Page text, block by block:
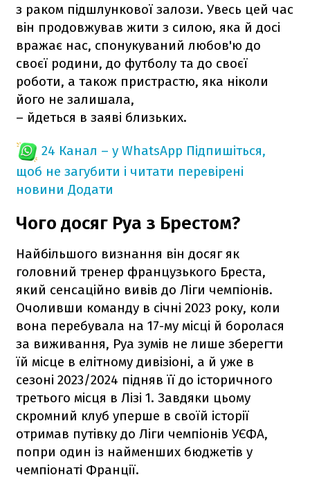
з раком підшлункової залози. Увесь цей час
він продовжував жити з силою, яка й досі
вражає нас, спонукуваний любов'ю до
своєї родини, до футболу та до своєї
роботи, а також пристрастю, яка ніколи
його не залишала,
– йдеться в заяві близьких.
24 Канал – у WhatsApp Підпишіться,
щоб не загубити і читати перевірені
новини Додати
Чого досяг Руа з Брестом?
Найбільшого визнання він досяг як
головний тренер французького Бреста,
який сенсаційно вивів до Ліги чемпіонів.
Очоливши команду в січні 2023 року, коли
вона перебувала на 17-му місці й боролася
за виживання, Руа зумів не лише зберегти
їй місце в елітному дивізіоні, а й уже в
сезоні 2023/2024 підняв її до історичного
третього місця в Лізі 1. Завдяки цьому
скромний клуб уперше в своїй історії
отримав путівку до Ліги чемпіонів УЄФА,
попри один із найменших бюджетів у
чемпіонаті Франції.